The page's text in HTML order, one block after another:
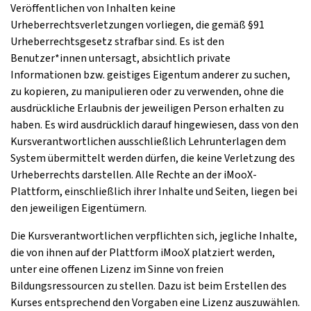
Veröffentlichen von Inhalten keine
Urheberrechtsverletzungen vorliegen, die gemäß §91
Urheberrechtsgesetz strafbar sind. Es ist den
Benutzer*innen untersagt, absichtlich private
Informationen bzw. geistiges Eigentum anderer zu suchen,
zu kopieren, zu manipulieren oder zu verwenden, ohne die
ausdrückliche Erlaubnis der jeweiligen Person erhalten zu
haben. Es wird ausdrücklich darauf hingewiesen, dass von den
Kursverantwortlichen ausschließlich Lehrunterlagen dem
System übermittelt werden dürfen, die keine Verletzung des
Urheberrechts darstellen. Alle Rechte an der iMooX-
Plattform, einschließlich ihrer Inhalte und Seiten, liegen bei
den jeweiligen Eigentümern.
Die Kursverantwortlichen verpflichten sich, jegliche Inhalte,
die von ihnen auf der Plattform iMooX platziert werden,
unter eine offenen Lizenz im Sinne von freien
Bildungsressourcen zu stellen. Dazu ist beim Erstellen des
Kurses entsprechend den Vorgaben eine Lizenz auszuwählen.